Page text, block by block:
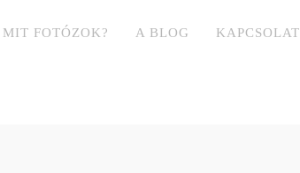
MIT FOTÓZOK? A BLOG KAPCSOLAT